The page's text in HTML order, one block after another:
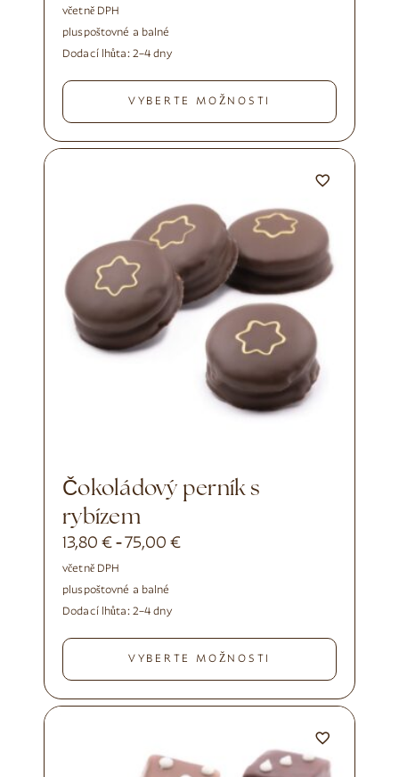
včetně DPH
pluspoštovné a balné
Dodací lhůta: 2–4 dny
VYBERTE MOŽNOSTI
Čokoládový perník s
rybízem
13,80€ -75,00€
včetně DPH
pluspoštovné a balné
Dodací lhůta: 2–4 dny
VYBERTE MOŽNOSTI